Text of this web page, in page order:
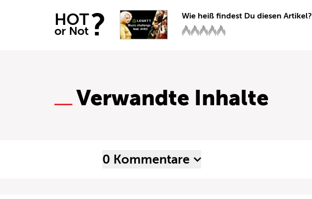
HOT
or Not ?
Wie heiß findest Du diesen Artikel?
Verwandte Inhalte
0 Kommentare